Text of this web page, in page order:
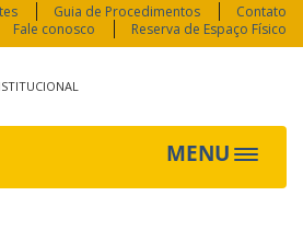
Guia de Procedimentos
Contato
Fale conosco
Reserva de Espaço Físico
MENU
Toggle